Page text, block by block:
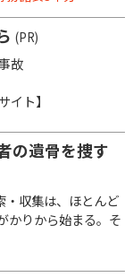
(PR)
故
イト】
の遺骨を捜す
収集は、ほとんど
かりから始まる。そ